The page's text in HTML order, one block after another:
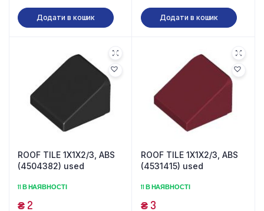
Додати в кошик Додати в кошик
ROOF TILE 1X1X2/3, ABS
(4504382) used
11 В НАЯВНОСТІ
₴2
ROOF TILE 1X1X2/3, ABS
(4531415) used
11 В НАЯВНОСТІ
₴3